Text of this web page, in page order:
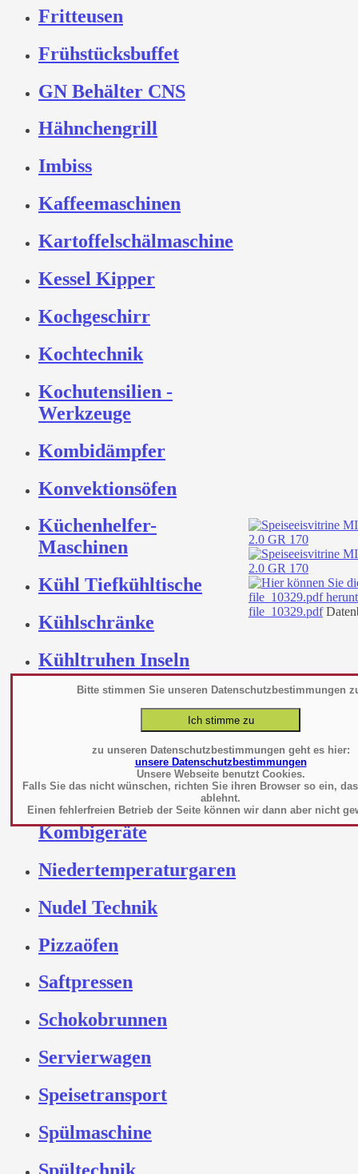
Bitte stimmen Sie unseren Datenschutzbestimmungen
zu unseren Datenschutzbestimmungen geht es hier:
unsere Datenschutzbestimmungen
Unsere Webseite benutzt Cookies.
Falls Sie das nicht wünschen, richten Sie ihren Browser so ein,
ablehnt.
Einen fehlerfreien Betrieb der Seite können wir dann aber nicht
Fritteusen
Frühstücksbuffet
GN Behälter CNS
Hähnchengrill
Imbiss
Kaffeemaschinen
Kartoffelschälmaschine
Kessel Kipper
Kochgeschirr
Kochtechnik
Kochutensilien -
Werkzeuge
Kombidämpfer
Konvektionsöfen
Küchenhelfer-
Maschinen
Kühl Tiefkühltische
Kühlschränke
Kühltruhen Inseln
Kühlwannen Platten
Mikrowelle
Kombigeräte
Niedertemperaturgaren
Nudel Technik
Pizzaöfen
Saftpressen
Schokobrunnen
Servierwagen
Speisetransport
Spülmaschine
file_10329.pdf